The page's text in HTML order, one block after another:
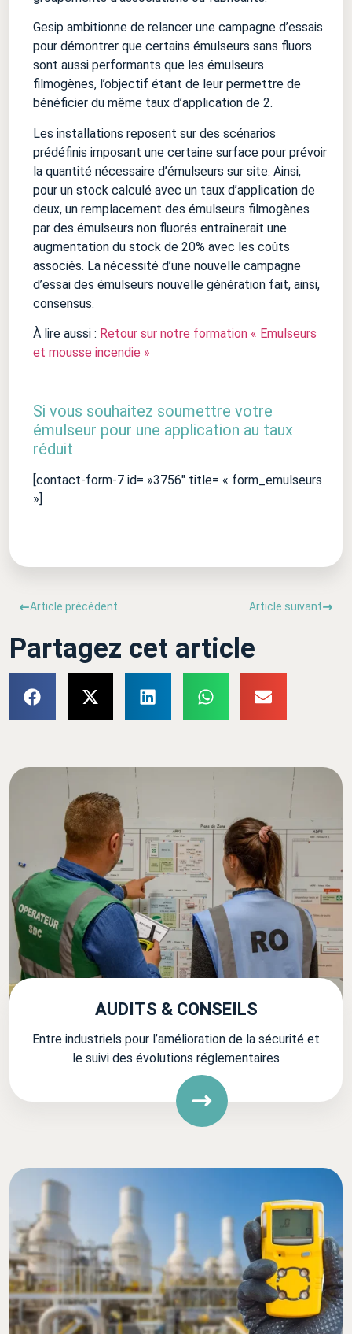
AUDITS & CONSEILS
Entre industriels pour l’amélioration de la sécurité et
le suivi des évolutions réglementaires
Gesip ambitionne de relancer une campagne d’essais
pour démontrer que certains émulseurs sans fluors
sont aussi performants que les émulseurs
filmogènes, l’objectif étant de leur permettre de
bénéficier du même taux d’application de 2.
Les installations reposent sur des scénarios
prédéfinis imposant une certaine surface pour prévoir
la quantité nécessaire d’émulseurs sur site. Ainsi,
pour un stock calculé avec un taux d’application de
deux, un remplacement des émulseurs filmogènes
par des émulseurs non fluorés entraînerait une
augmentation du stock de 20% avec les coûts
associés. La nécessité d’une nouvelle campagne
d’essai des émulseurs nouvelle génération fait, ainsi,
consensus.
À lire aussi : Retour sur notre formation « Emulseurs
et mousse incendie »
Si vous souhaitez soumettre votre
émulseur pour une application au taux
réduit
[contact-form-7 id= »3756″ title= « form_emulseurs
»]
Article précédent Article suivant
Partagez cet article